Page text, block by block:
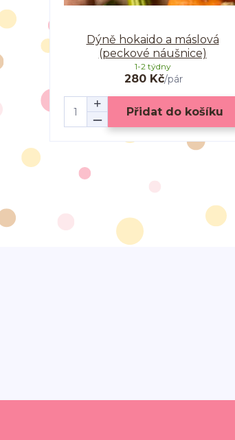
Dýně hokaido a máslová
(peckové náušnice)
280 Kč/pár
1-2 týdny
Přidat do košíku